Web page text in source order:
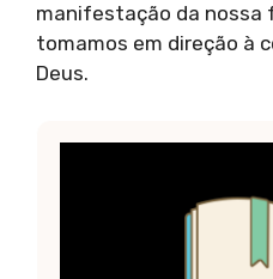
manifestação da nossa
tomamos em direção à
Deus.